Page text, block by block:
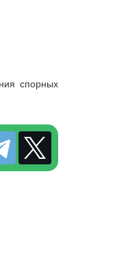
спорных